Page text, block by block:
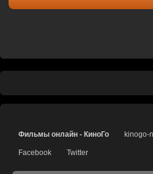
Фильмы онлайн - КиноГо kinogo-
Facebook Twitter